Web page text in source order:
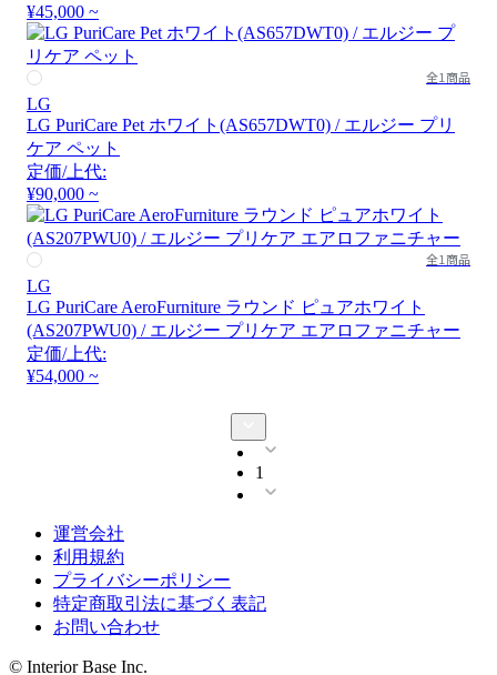
¥45,000 ~
全1商品
LG
LG PuriCare Pet ホワイト(AS657DWT0) / エルジー プリ
ケア ペット
定価/上代:
¥90,000 ~
全1商品
LG
LG PuriCare AeroFurniture ラウンド ピュアホワイト
(AS207PWU0) / エルジー プリケア エアロファニチャー
定価/上代:
¥54,000 ~
1
運営会社
利用規約
プライバシーポリシー
特定商取引法に基づく表記
お問い合わせ
© Interior Base Inc.